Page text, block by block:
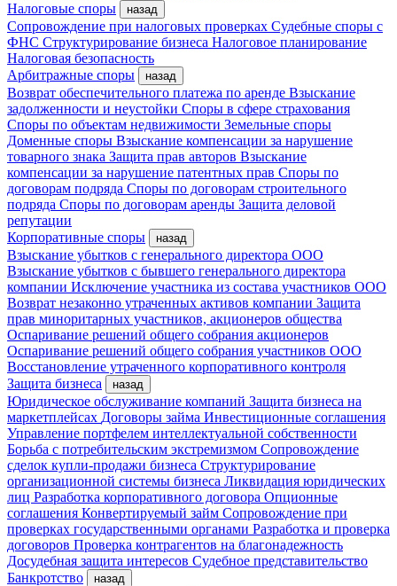
Налоговые споры
назад
Сопровождение при налоговых проверках Судебные споры с
ФНС Структурирование бизнеса Налоговое планирование
Налоговая безопасность
Арбитражные споры
назад
Возврат обеспечительного платежа по аренде Взыскание
задолженности и неустойки Споры в сфере страхования
Споры по объектам недвижимости Земельные споры
Доменные споры Взыскание компенсации за нарушение
товарного знака Защита прав авторов Взыскание
компенсации за нарушение патентных прав Споры по
договорам подряда Споры по договорам строительного
подряда Споры по договорам аренды Защита деловой
репутации
Корпоративные споры
назад
Взыскание убытков с генерального директора ООО
Взыскание убытков с бывшего генерального директора
компании Исключение участника из состава участников ООО
Возврат незаконно утраченных активов компании Защита
прав миноритарных участников, акционеров общества
Оспаривание решений общего собрания акционеров
Оспаривание решений общего собрания участников ООО
Восстановление утраченного корпоративного контроля
Защита бизнеса
назад
Юридическое обслуживание компаний Защита бизнеса на
маркетплейсах Договоры займа Инвестиционные соглашения
Управление портфелем интеллектуальной собственности
Борьба с потребительским экстремизмом Сопровождение
сделок купли-продажи бизнеса Структурирование
организационной системы бизнеса Ликвидация юридических
лиц Разработка корпоративного договора Опционные
соглашения Конвертируемый займ Сопровождение при
проверках государственными органами Разработка и проверка
договоров Проверка контрагентов на благонадежность
Досудебная защита интересов Судебное представительство
Банкротство
назад